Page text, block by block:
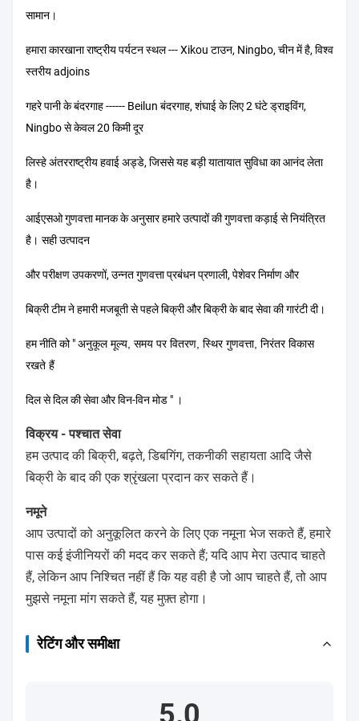
सामान।
हमारा कारखाना राष्ट्रीय पर्यटन स्थल --- Xikou टाउन, Ningbo, चीन में है, विश्व
स्तरीय adjoins
गहरे पानी के बंदरगाह ------ Beilun बंदरगाह, शंघाई के लिए 2 घंटे ड्राइविंग,
Ningbo से केवल 20 किमी दूर
लिस्हे अंतरराष्ट्रीय हवाई अड्डे, जिससे यह बड़ी यातायात सुविधा का आनंद लेता
है।
आईएसओ गुणवत्ता मानक के अनुसार हमारे उत्पादों की गुणवत्ता कड़ाई से नियंत्रित
है। सही उत्पादन
और परीक्षण उपकरणों, उन्नत गुणवत्ता प्रबंधन प्रणाली, पेशेवर निर्माण और
बिक्री टीम ने हमारी मजबूती से पहले बिक्री और बिक्री के बाद सेवा की गारंटी दी।
हम नीति को "अनुकूल मूल्य, समय पर वितरण, स्थिर गुणवत्ता, निरंतर विकास
रखते हैं
दिल से दिल की सेवा और विन-विन मोड " ।
विक्रय - पश्चात सेवा
हम उत्पाद की बिक्री, बढ़ते, डिबगिंग, तकनीकी सहायता आदि जैसे
बिक्री के बाद की एक श्रृंखला प्रदान कर सकते हैं।
नमूने
आप उत्पादों को अनुकूलित करने के लिए एक नमूना भेज सकते हैं, हमारे
पास कई इंजीनियरों की मदद कर सकते हैं; यदि आप मेरा उत्पाद चाहते
हैं, लेकिन आप निश्चित नहीं हैं कि यह वही है जो आप चाहते हैं, तो आप
मुझसे नमूना मांग सकते हैं, यह मुफ़्त होगा।
रेटिंग और समीक्षा